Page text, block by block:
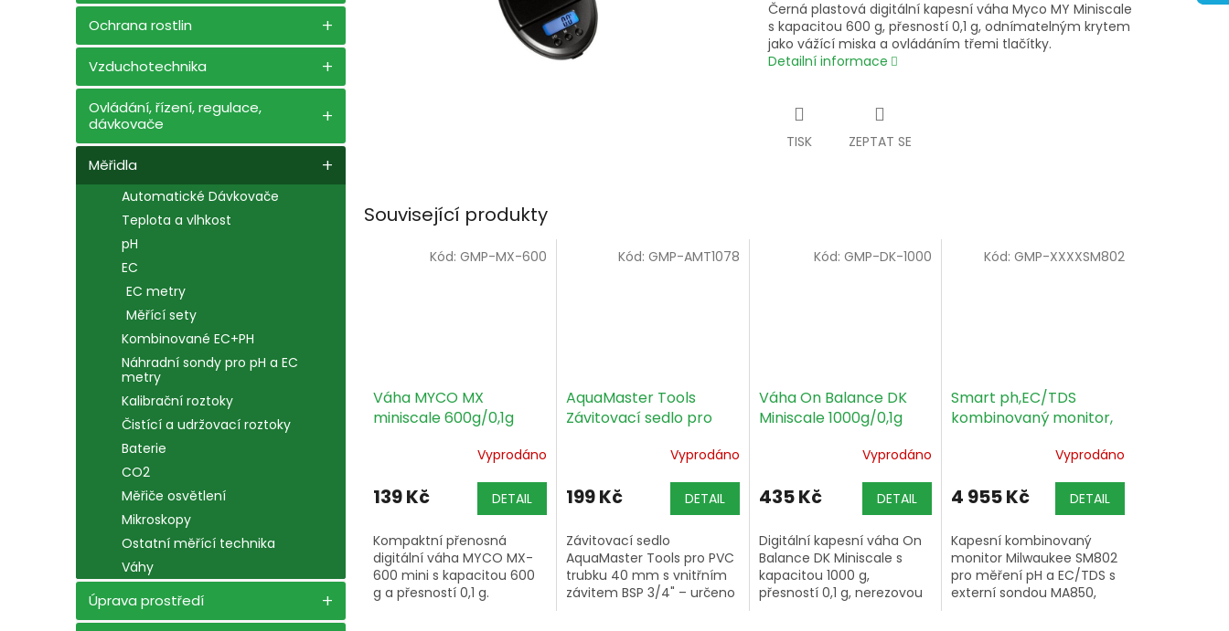
l
Ochrana rostlin
Vzduchotechnika
Ovládání, řízení, regulace,
dávkovače
Měřidla
Automatické Dávkovače
Teplota a vlhkost
pH
EC
EC metry
Měřící sety
Kombinované EC+PH
Náhradní sondy pro pH a EC
metry
Kalibrační roztoky
Čistící a udržovací roztoky
Baterie
CO2
Měřiče osvětlení
Mikroskopy
Ostatní měřící technika
Váhy
Úprava prostředí
Černá plastová digitální kapesní váha Myco MY Miniscale
s kapacitou 600 g, přesností 0,1 g, odnímatelným krytem
jako vážící miska a ovládáním třemi tlačítky.
Detailní informace
TISK ZEPTAT SE
Související produkty
Váha MYCO MX
miniscale 600g/0,1g
Vyprodáno
139 Kč DETAIL
Kompaktní přenosná
digitální váha MYCO MX-
600 mini s kapacitou 600
g a přesností 0,1 g.
Kód: GMP-MX-600
AquaMaster Tools
Závitovací sedlo pro
vnitřním závitem 3/4
Vyprodáno
199 Kč DETAIL
Závitovací sedlo
AquaMaster Tools pro PVC
trubku 40 mm s vnitřním
závitem BSP 3/4" – určeno
Kód: GMP-AMT1078
Váha On Balance DK
Miniscale 1000g/0,1g
Vyprodáno
435 Kč DETAIL
Digitální kapesní váha On
Balance DK Miniscale s
kapacitou 1000 g,
přesností 0,1 g, nerezovou
Kód:GMP-DK-1000
Smart ph,EC/TDS
kombinovaný monitor,
Vyprodáno
4 955 Kč DETAIL
Kapesní kombinovaný
monitor Milwaukee SM802
pro měření pH a EC/TDS s
externí sondou MA850,
Kód: GMP-XXXXSM802